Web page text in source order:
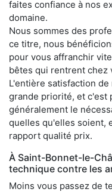
faites confiance à nos
domaine.
Nous sommes des
ce titre, nous
pour vous affranchir
bêtes qui rentrent chez
L'entière satisfaction
grande priorité, et c'est
généralement le
quelles qu'elles soient,
rapport qualité prix.
À Saint-Bonnet-le-
technique contre les
Moins vous passez de